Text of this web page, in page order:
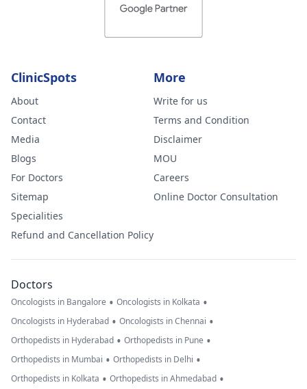
ClinicSpots
About
Contact
Media
Blogs
For Doctors
Sitemap
Specialities
Refund and Cancellation Policy
More
Write for us
Terms and Condition
Disclaimer
MOU
Careers
Online Doctor Consultation
Doctors
Oncologists in Bangalore • Oncologists in Kolkata •
Oncologists in Hyderabad • Oncologists in Chennai •
Orthopedists in Hyderabad • Orthopedists in Pune •
Orthopedists in Mumbai • Orthopedists in Delhi •
Orthopedists in Kolkata • Orthopedists in Ahmedabad •